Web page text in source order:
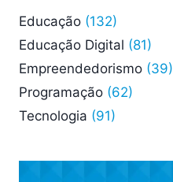
Educação (132)
Educação Digital (81)
Empreendedorismo (39)
Programação (62)
Tecnologia (91)